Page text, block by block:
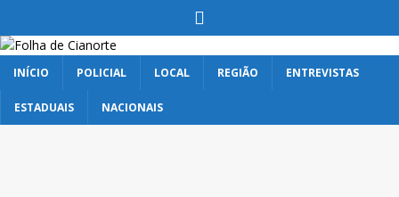
INÍCIO POLICIAL LOCAL REGIÃO ENTREVISTAS
ESTADUAIS NACIONAIS